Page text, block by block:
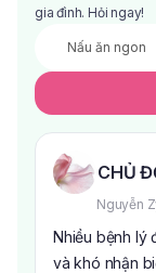
gia đình. Hỏi ngay!
Nấu ăn ngon
CHỦ
Nguyễn
Nhiều bệnh lý
và khó nhận